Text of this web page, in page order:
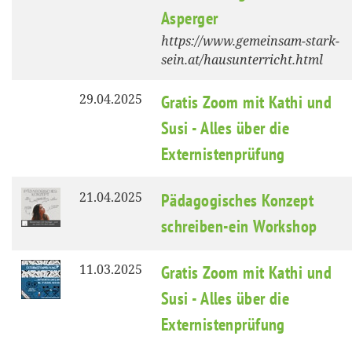
Asperger
https://www.gemeinsam-stark-
sein.at/hausunterricht.html
29.04.2025
Gratis Zoom mit Kathi und
Susi - Alles über die
Externistenprüfung
21.04.2025
Pädagogisches Konzept
schreiben-ein Workshop
11.03.2025
Gratis Zoom mit Kathi und
Susi - Alles über die
Externistenprüfung